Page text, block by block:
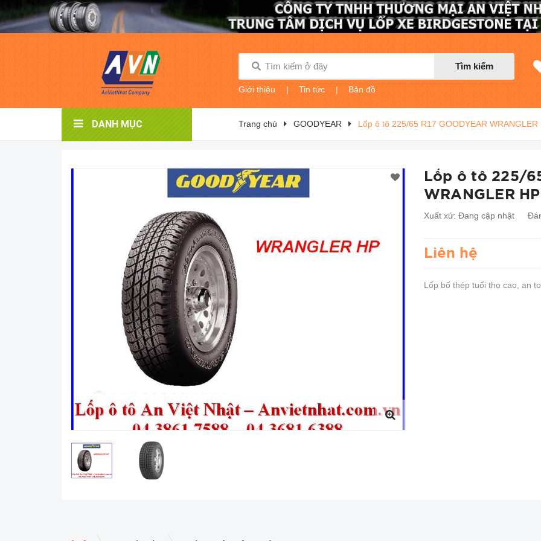
Tìm kiếm
Giới thiệu | Tin tức | Bản đồ
DANH MỤC Trang chủ GOODYEAR Lốp ô tô 225/65 R17 GOODYEAR WRANGLER
Lốp ô tô 225/
WRANGLER
Xuất xứ: Đang cập nhật
Liên hệ
Lốp bố thép tuổi thọ cao, an